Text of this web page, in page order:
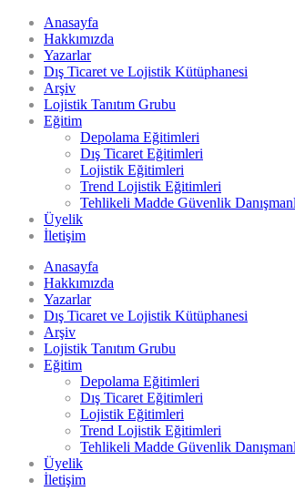
Anasayfa
Hakkımızda
Yazarlar
Dış Ticaret ve Lojistik Kütüphanesi
Arşiv
Lojistik Tanıtım Grubu
Eğitim
Depolama Eğitimleri
Dış Ticaret Eğitimleri
Lojistik Eğitimleri
Trend Lojistik Eğitimleri
Tehlikeli Madde Güvenlik
Üyelik
İletişim
Anasayfa
Hakkımızda
Yazarlar
Dış Ticaret ve Lojistik Kütüphanesi
Arşiv
Lojistik Tanıtım Grubu
Eğitim
Depolama Eğitimleri
Dış Ticaret Eğitimleri
Lojistik Eğitimleri
Trend Lojistik Eğitimleri
Tehlikeli Madde Güvenlik
Üyelik
İletişim